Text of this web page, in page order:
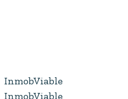
InmobViable
InmobViable